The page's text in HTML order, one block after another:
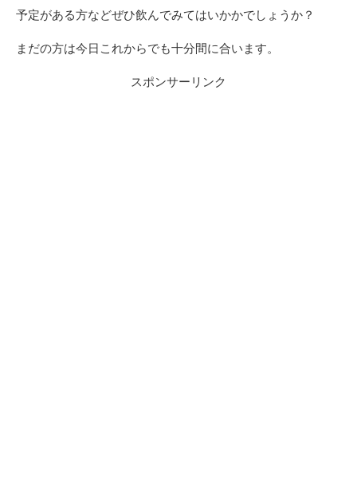
予定がある方などぜひ飲んでみてはいかかでしょうか？
まだの方は今日これからでも十分間に合います。
スポンサーリンク